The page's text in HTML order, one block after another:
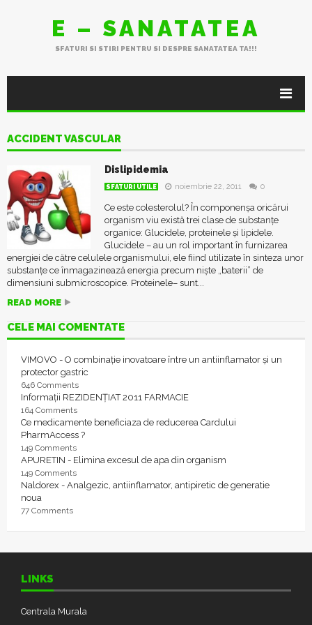
E – SANATATEA
SFATURI SI STIRI PENTRU SI DESPRE SANATATEA TA!!!
ACCIDENT VASCULAR
Dislipidemia
SFATURI UTILE noiembrie 22, 2011 0
Ce este colesterolul? În componenșa oricărui
organism viu există trei clase de substanțe
organice: Glucidele, proteinele și lipidele.
Glucidele – au un rol important în furnizarea
energiei de către celulele organismului, ele fiind utilizate în sinteza unor
substanțe ce înmagazinează energia precum niște „baterii” de
dimensiuni submicroscopice. Proteinele– sunt...
READ MORE
CELE MAI COMENTATE
VIMOVO - O combinație inovatoare între un antiinflamator și un
protector gastric
646 Comments
Informații REZIDENȚIAT 2011 FARMACIE
164 Comments
Ce medicamente beneficiaza de reducerea Cardului
PharmAccess ?
149 Comments
APURETIN - Elimina excesul de apa din organism
149 Comments
Naldorex - Analgezic, antiinflamator, antipiretic de generatie
noua
77 Comments
LINKS
Centrala Murala